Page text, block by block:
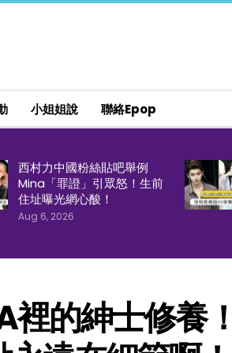
小姐姐說 聯絡epop
西村力中國粉絲貼吧舉例
Mina「罪證」引眾怒！生前
住址曝光網心酸！
Aug 6, 2026
的紳士修養